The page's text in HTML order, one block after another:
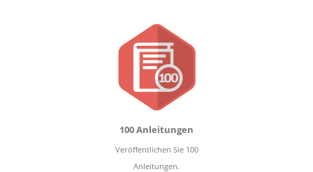
100 Anleitungen
Veröffentlichen Sie 100
Anleitungen.